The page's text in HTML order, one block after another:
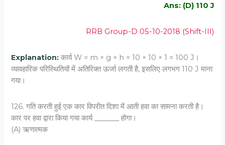
Ans: (D) 110 J
RRB Group-D 05-10-2018 (Shift-III)
Explanation:कार्य W = m × g × h = 10 × 10 × 1 = 100 J।
व्यावहारिक परिस्थितियों में अतिरिक्त ऊर्जा लगती है, इसलिए लगभग 110 J माना
गया।
126. गति करती हुई एक कार विपरीत दिशा में आती हवा का सामना करती है।
कार पर हवा द्वारा किया गया कार्य _______ होगा।
(A) ऋणात्‍मक